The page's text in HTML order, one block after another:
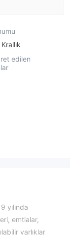
edilen
yılında
emtialar,
varlıklar